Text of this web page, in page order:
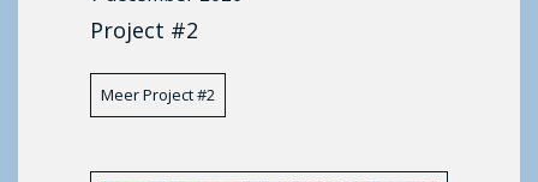
Project #2
Meer Project #2